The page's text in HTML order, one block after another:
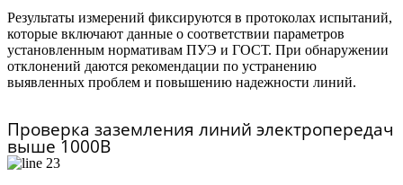
Результаты измерений фиксируются в протоколах испытаний,
которые включают данные о соответствии параметров
установленным нормативам ПУЭ и ГОСТ. При обнаружении
отклонений даются рекомендации по устранению
выявленных проблем и повышению надежности линий.
Проверка заземления линий электропередач
выше 1000В